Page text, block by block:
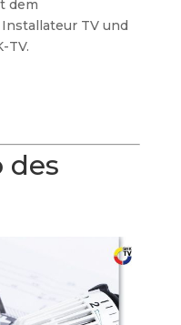
dem
TV und
TV.
des